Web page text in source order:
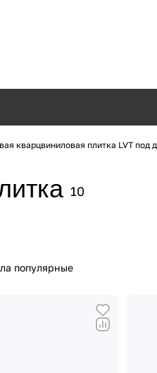
кварцвиниловая плитка LVT под
10
популярные